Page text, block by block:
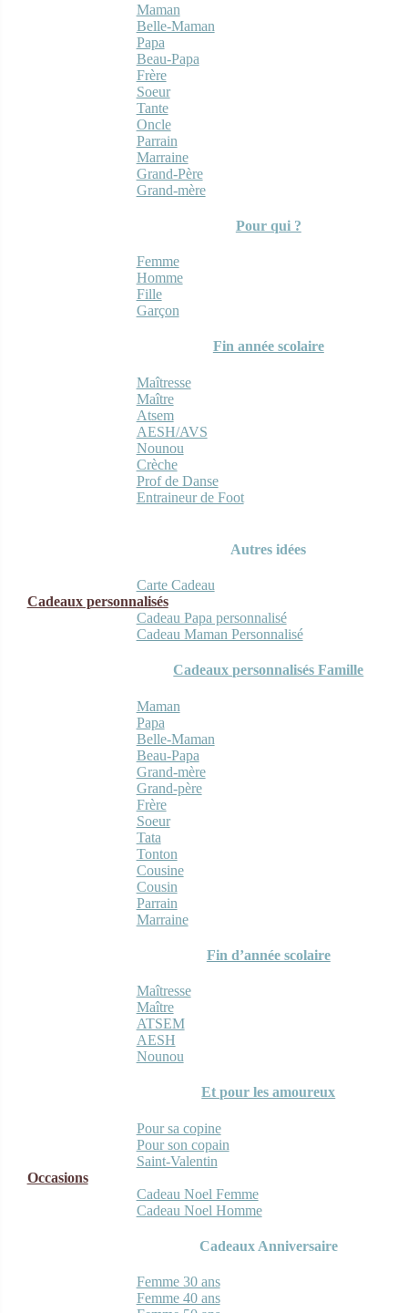
Maman
Belle-Maman
Papa
Beau-Papa
Frère
Soeur
Tante
Oncle
Parrain
Marraine
Grand-Père
Grand-mère
Pour qui ?
Femme
Homme
Fille
Garçon
Fin année scolaire
Maîtresse
Maître
Atsem
AESH/AVS
Nounou
Crèche
Prof de Danse
Entraineur de Foot
Autres idées
Carte Cadeau
Cadeaux personnalisés
Cadeau Papa personnalisé
Cadeau Maman Personnalisé
Cadeaux personnalisés Famille
Maman
Papa
Belle-Maman
Beau-Papa
Grand-mère
Grand-père
Frère
Soeur
Tata
Tonton
Cousine
Cousin
Parrain
Marraine
Fin d’année scolaire
Maîtresse
Maître
ATSEM
AESH
Nounou
Et pour les amoureux
Pour sa copine
Pour son copain
Saint-Valentin
Occasions
Cadeau Noel Femme
Cadeau Noel Homme
Cadeaux Anniversaire
Femme 30 ans
Femme 40 ans